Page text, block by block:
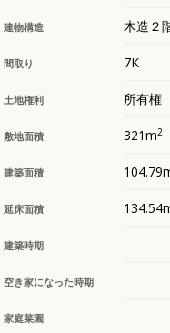
建物構造 木造２
間取り 7K
土地権利 所有権
敷地面積 321m2
建築面積
延床面積
建築時期
空き家になった時期
家庭菜園